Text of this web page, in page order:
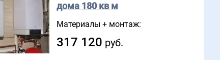
дома 180 кв м
Материалы + монтаж:
317 120 руб.